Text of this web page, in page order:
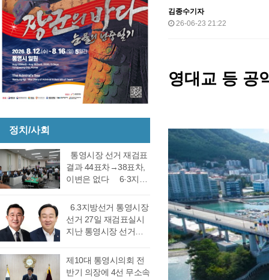
정치/사회
통영시장 선거 재검표
결과 44표차→38표차,
이변은 없다 6·3지방
검표 결과 강석주 시장
이 38표차로 6표가 변
동되었으나 천영기 당
는 창원시 성산구에 있
는 도선관위 청사 6층
6.3지방선거 통영시장
선거 27일 재검표실시
지난 통영시장 선거에
서 0.06%(44표) 차이로
당락이 갈렸던 6.3지방
제10대 통영시의회 전
반기 의장에 4선 무소속
김종수기자
26-06-23 21:22
영대교 등 공